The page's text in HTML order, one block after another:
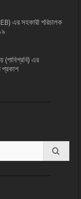
এর সহকারী পরিচালক
(পাবিপ্রবি) এর
প্রকাশ